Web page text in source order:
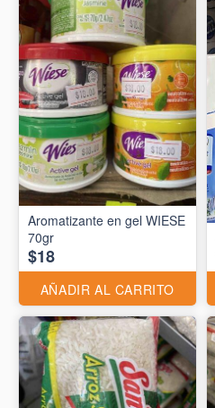
Aromatizante en gel WIESE
70gr
$18
AÑADIR AL CARRITO